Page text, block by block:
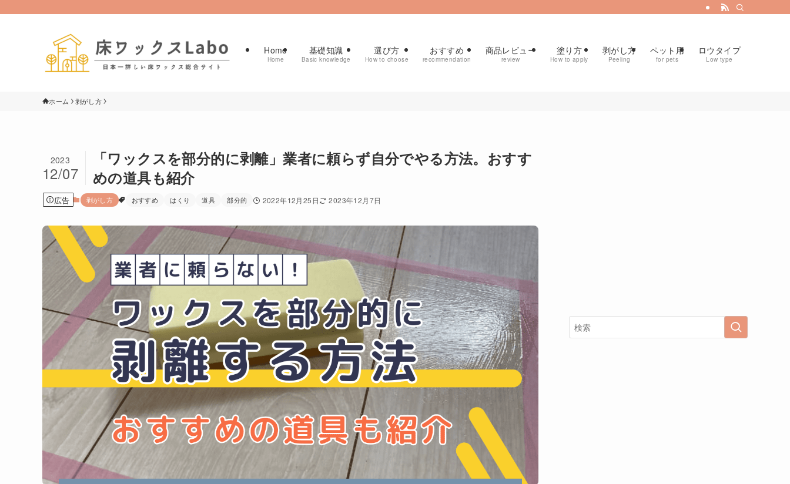
Home
Home
基礎知識
Basic knowledge
選び方
How to choose
おすすめ
recommendation
商品レビュー
review
塗り方
How to apply
剥がし方
Peeling
ペット用
for pets
ロウタイプ
Low type
ホーム 剥がし方
「ワックスを部分的に剥離」業者に頼らず自分でやる方法。おすす
めの道具も紹介
2023
12/07
広告 剥がし方 おすすめ はくり 道具 部分的 2022年12月25日 2023年12月7日